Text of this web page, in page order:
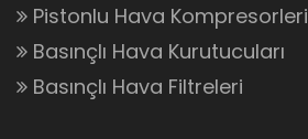
Pistonlu Hava Kompresorleri
Basınçlı Hava Kurutucuları
Basınçlı Hava Filtreleri